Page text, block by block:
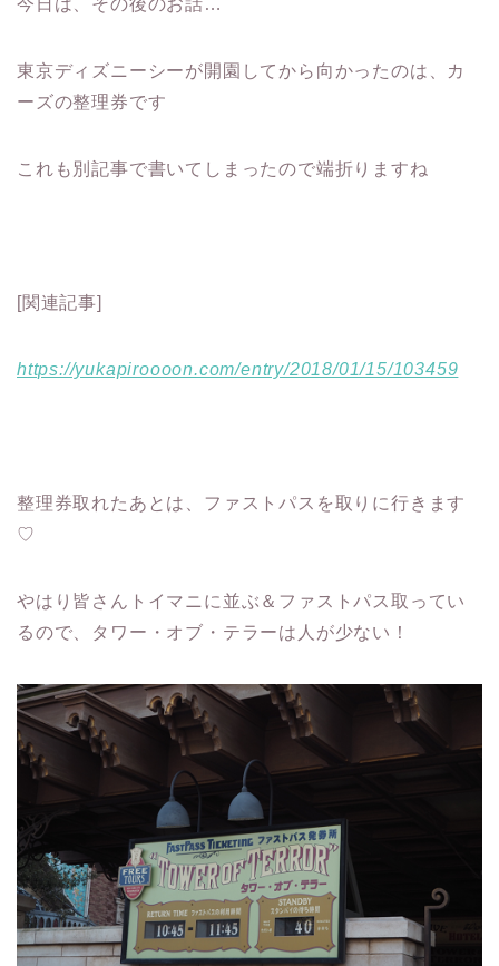
今日は、その後のお話…
東京ディズニーシーが開園してから向かったのは、カ
ーズの整理券です
これも別記事で書いてしまったので端折りますね
[関連記事]
https://yukapiroooon.com/entry/2018/01/15/103459
整理券取れたあとは、ファストパスを取りに行きます
♡
やはり皆さんトイマニに並ぶ＆ファストパス取ってい
るので、タワー・オブ・テラーは人が少ない！